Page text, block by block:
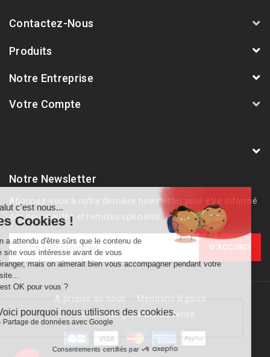
Contactez-Nous
Produits
Notre Entreprise
Votre Compte
Notre Newsletter
Abonnez-vous à notre dernière newsletter pour être informé
des nouveautés et remises spéciales.
A propos de nous
Mentions légales
Conditions générale de vente